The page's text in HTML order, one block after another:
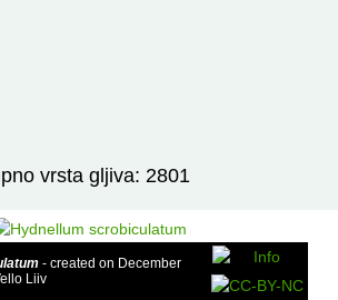
vrsta gljiva: 2801
- created on December
Liiv